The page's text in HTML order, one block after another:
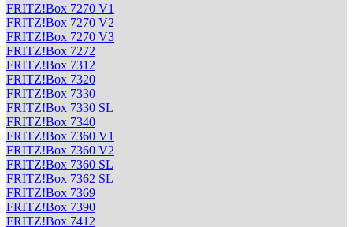
FRITZ!Box 7270 V1
FRITZ!Box 7270 V2
FRITZ!Box 7270 V3
FRITZ!Box 7272
FRITZ!Box 7312
FRITZ!Box 7320
FRITZ!Box 7330
FRITZ!Box 7330 SL
FRITZ!Box 7340
FRITZ!Box 7360 V1
FRITZ!Box 7360 V2
FRITZ!Box 7360 SL
FRITZ!Box 7362 SL
FRITZ!Box 7369
FRITZ!Box 7390
FRITZ!Box 7412